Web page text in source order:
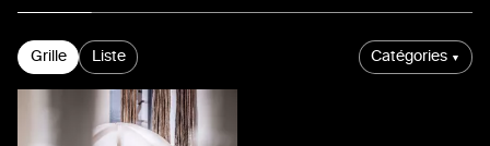
Projets
Grille Liste Catégories